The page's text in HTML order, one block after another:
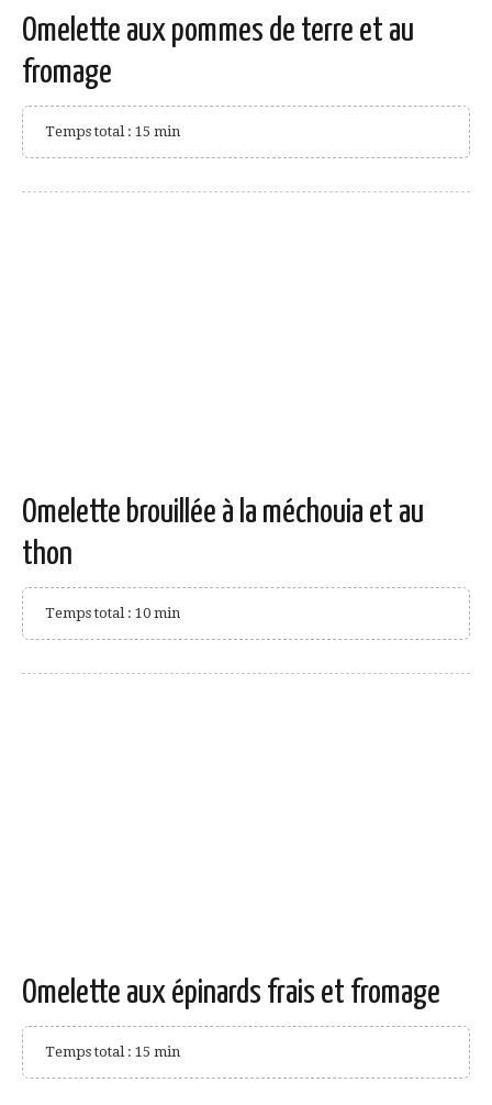
Omelette aux pommes de terre et au
fromage
Temps total : 15 min
Omelette brouillée à la méchouia et au
thon
Temps total : 10 min
Omelette aux épinards frais et fromage
Temps total : 15 min